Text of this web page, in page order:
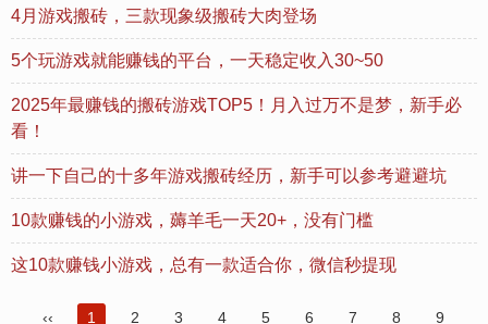
4月游戏搬砖，三款现象级搬砖大肉登场
5个玩游戏就能赚钱的平台，一天稳定收入30~50
2025年最赚钱的搬砖游戏TOP5！月入过万不是梦，新手必
看！
讲一下自己的十多年游戏搬砖经历，新手可以参考避避坑
10款赚钱的小游戏，薅羊毛一天20+，没有门槛
这10款赚钱小游戏，总有一款适合你，微信秒提现
‹‹ 1 2 3 4 5 6 7 8 9